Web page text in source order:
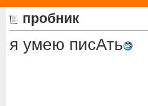
пробник
я умею писАть